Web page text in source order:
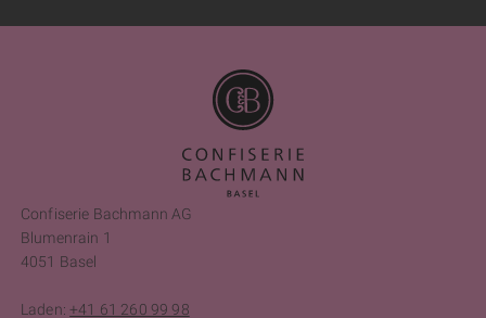
Confiserie Bachmann AG
Blumenrain 1
4051 Basel
Laden:+41 61 260 99 98